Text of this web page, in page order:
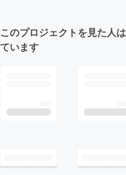
このプロジェクトを見た人
ています